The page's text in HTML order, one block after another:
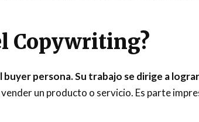
Copywriting?
persona. Su trabajo se dirige a
un producto o servicio. Es parte